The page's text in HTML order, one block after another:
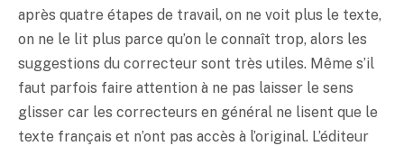
après quatre étapes de travail, on ne voit plus le texte,
on ne le lit plus parce qu’on le connaît trop, alors les
suggestions du correcteur sont très utiles. Même s’il
faut parfois faire attention à ne pas laisser le sens
glisser car les correcteurs en général ne lisent que le
texte français et n’ont pas accès à l’original. L’éditeur